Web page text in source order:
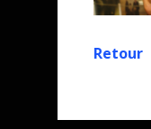
Retour